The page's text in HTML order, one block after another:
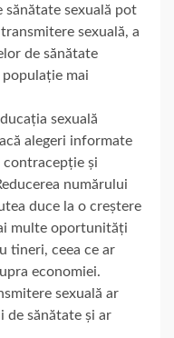
sănătate sexuală pot
sexuală, a
de sănătate
mai
sexuală
alegeri informate
și
numărului
duce la o creștere
multe oportunități
tineri, ceea ce ar
economiei.
sexuală ar
de sănătate și ar